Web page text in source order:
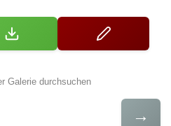
Galerie durchsuchen
→